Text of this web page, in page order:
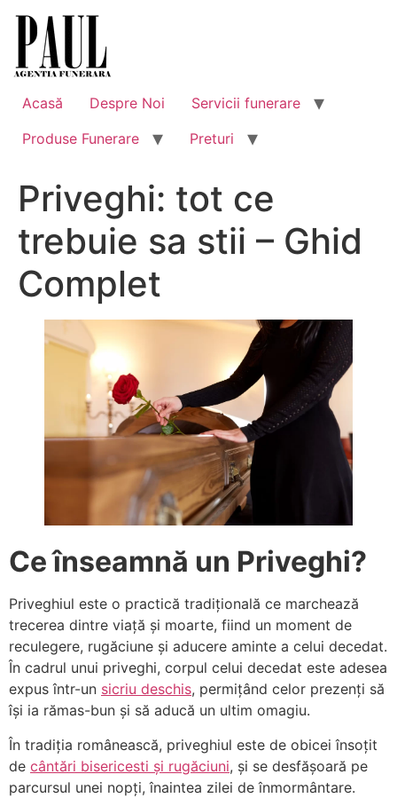
content
Acasă Despre Noi
Servicii funerare
Produse Funerare
Preturi
Priveghi: tot ce
trebuie sa stii – Ghid
Complet
Ce înseamnă un Priveghi?
Priveghiul este o practică tradițională ce marchează
trecerea dintre viață și moarte, fiind un moment de
reculegere, rugăciune și aducere aminte a celui decedat.
În cadrul unui priveghi, corpul celui decedat este adesea
expus într-un sicriu deschis, permițând celor prezenți să
își ia rămas-bun și să aducă un ultim omagiu.
În tradiția românească, priveghiul este de obicei însoțit
de cântări bisericesti și rugăciuni, și se desfășoară pe
parcursul unei nopți, înaintea zilei de înmormântare.